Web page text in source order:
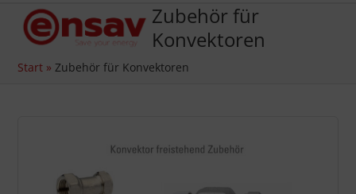
Open
mobile
Close
mobile
Zubehör für
Konvektoren
Start »Zubehör für Konvektoren